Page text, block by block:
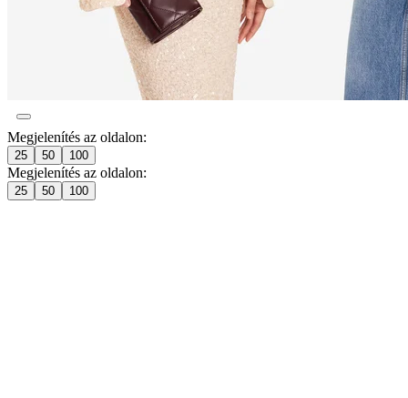
Megjelenítés az oldalon:
25 50 100
Megjelenítés az oldalon:
25 50 100